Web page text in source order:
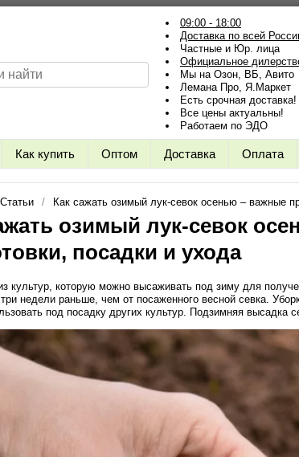
09:00 - 18:00
Доставка по всей
Частные и Юр. лица
Официальное
Мы на Озон, ВБ, Авито
Лемана Про, Я.Маркет
Есть срочная доставка!
Все цены актуальны!
Работаем по ЭДО
Как купить Оптом Доставка Оплата
Статьи Как сажать озимый лук-севок осенью – важные
озимый лук-севок
посадки и ухода
культур, которую можно высаживать под зиму для
недели раньше, чем от посаженного весной севка.
под посадку других культур. Подзимняя высадка